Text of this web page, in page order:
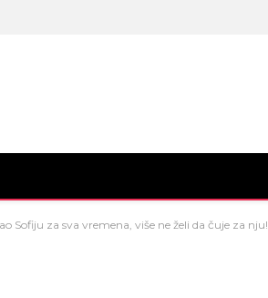
Sofiju za sva vremena, više ne želi da čuje za nju!